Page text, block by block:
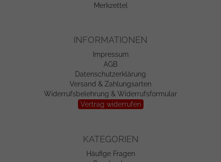
Merkzettel
INFORMATIONEN
Impressum
AGB
Datenschutzerklärung
Versand & Zahlungsarten
Widerrufsbelehrung & Widerrufsformular
Vertrag widerrufen
KATEGORIEN
Häufige Fragen